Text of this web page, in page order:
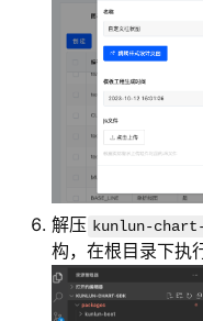
解压 kunlun-
构，在根目录下执